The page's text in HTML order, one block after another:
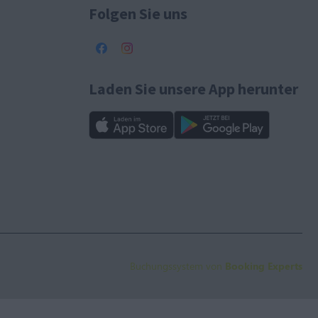
Folgen Sie uns
Laden Sie unsere App herunter
Buchungssystem von Booking Experts